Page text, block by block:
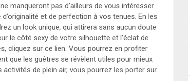
manqueront pas d’ailleurs de vous intéresser.
et de perfection à vos tenues. En les
un look unique, qui attirera sans aucun doute
le côté sexy de votre silhouette et l’éclat de
cliquez sur ce lien. Vous pourrez en profiter
que les guêtres se révèlent utiles pour mieux
activités de plein air, vous pourrez les porter sur